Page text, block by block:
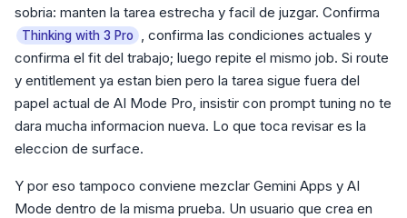
sobria: manten la tarea estrecha y facil de juzgar. Confirma
Thinking with 3 Pro
, confirma las condiciones actuales y
confirma el fit del trabajo; luego repite el mismo job. Si route
y entitlement ya estan bien pero la tarea sigue fuera del
papel actual de AI Mode Pro, insistir con prompt tuning no te
dara mucha informacion nueva. Lo que toca revisar es la
eleccion de surface.
Y por eso tampoco conviene mezclar Gemini Apps y AI
Mode dentro de la misma prueba. Un usuario que crea en